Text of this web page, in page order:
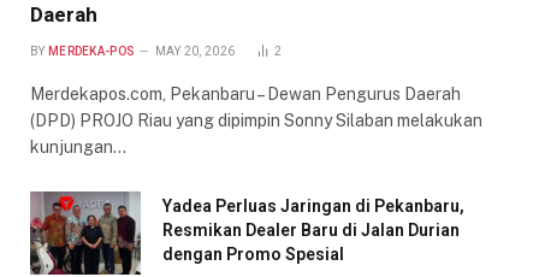
Daerah
BY MERDEKA-POS MAY 20, 2026 2
Merdekapos.com, Pekanbaru – Dewan Pengurus Daerah
(DPD) PROJO Riau yang dipimpin Sonny Silaban melakukan
kunjungan…
Yadea Perluas Jaringan di Pekanbaru,
Resmikan Dealer Baru di Jalan Durian
dengan Promo Spesial